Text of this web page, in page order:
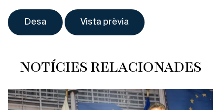
NOTÍCIES RELACIONADES